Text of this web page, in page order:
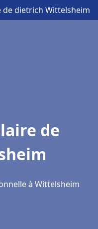
de dietrich Wittelsheim
de
à Wittelsheim